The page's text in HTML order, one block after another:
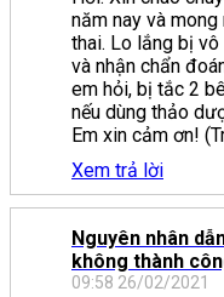
năm nay và
thai. Lo lắng bị
và nhận chẩn
em hỏi, bị tắc 2
nếu dùng thảo
Em xin cảm ơn!
Xem trả lời
Nguyên nhân
không thành
09:58 26/02/2021